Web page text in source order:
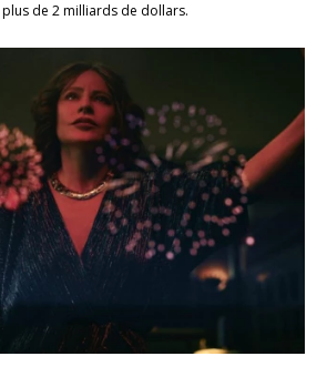
de 2 milliards de dollars.